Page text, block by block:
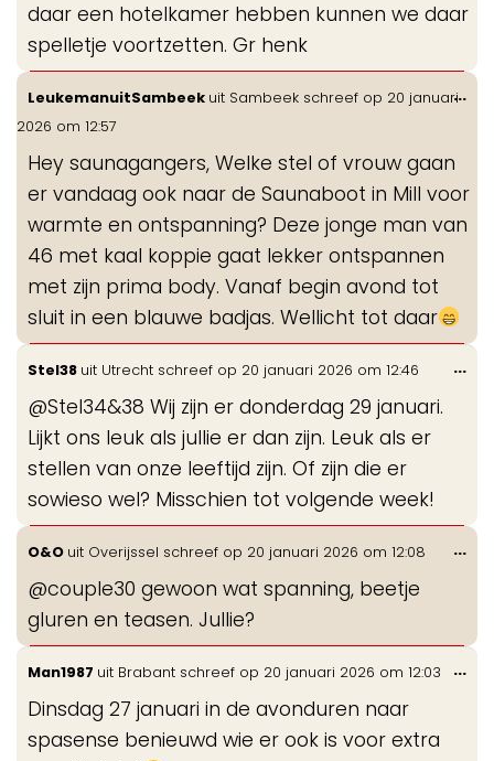
daar een hotelkamer hebben kunnen we daar
spelletje voortzetten. Gr henk
LeukemanuitSambeek uit Sambeek schreef op 20 januari
2026 om 12:57
Hey saunagangers, Welke stel of vrouw gaan
er vandaag ook naar de Saunaboot in Mill voor
warmte en ontspanning? Deze jonge man van
46 met kaal koppie gaat lekker ontspannen
met zijn prima body. Vanaf begin avond tot
sluit in een blauwe badjas. Wellicht tot daar
...
Stel38 uit Utrecht schreef op 20 januari 2026 om 12:46
@Stel34&38 Wij zijn er donderdag 29 januari.
Lijkt ons leuk als jullie er dan zijn. Leuk als er
stellen van onze leeftijd zijn. Of zijn die er
sowieso wel? Misschien tot volgende week!
...
O&O uit Overijssel schreef op 20 januari 2026 om 12:08
@couple30 gewoon wat spanning, beetje
gluren en teasen. Jullie?
...
Man1987 uit Brabant schreef op 20 januari 2026 om 12:03
Dinsdag 27 januari in de avonduren naar
spasense benieuwd wie er ook is voor extra
...